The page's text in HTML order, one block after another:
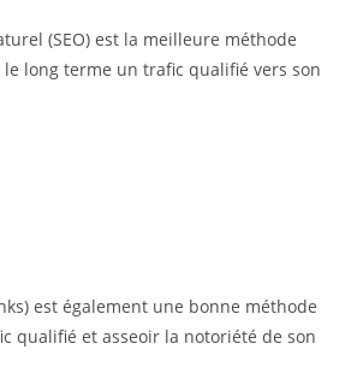
(SEO) est la meilleure méthode
long terme un trafic qualifié vers son
est également une bonne méthode
qualifié et asseoir la notoriété de son